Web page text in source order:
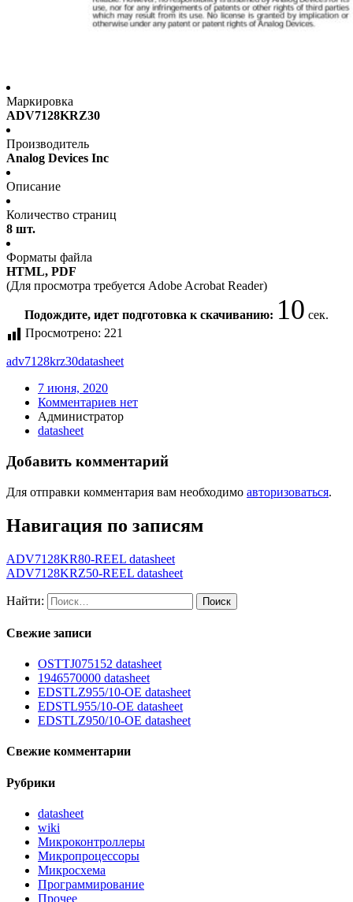
Маркировка
ADV7128KRZ30
Производитель
Analog Devices Inc
Описание
Количество страниц
8 шт.
Форматы файла
HTML, PDF
(Для просмотра требуется Adobe Acrobat Reader)
Подождите, идет подготовка к скачиванию: 10 сек.
Просмотрено: 221
adv7128krz30datasheet
7 июня, 2020
Комментариев нет
Администратор
datasheet
Добавить комментарий
Для отправки комментария вам необходимо авторизоваться.
Навигация по записям
ADV7128KR80-REEL datasheet
ADV7128KRZ50-REEL datasheet
Найти:
Свежие записи
OSTTJ075152 datasheet
1946570000 datasheet
EDSTLZ955/10-OE datasheet
EDSTL955/10-OE datasheet
EDSTLZ950/10-OE datasheet
Свежие комментарии
Рубрики
datasheet
wiki
Микроконтроллеры
Микропроцессоры
Микросхема
Программирование
Прочее